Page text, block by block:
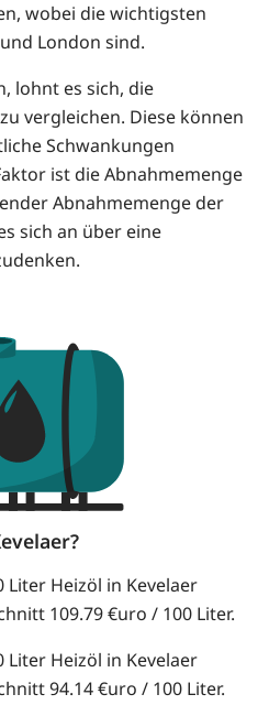
wobei die wichtigsten
London sind.
lohnt es sich, die
vergleichen. Diese können
Schwankungen
ist die Abnahmemenge
Abnahmemenge der
sich an über eine
Liter Heizöl in Kevelaer
109.79 €uro / 100 Liter.
Liter Heizöl in Kevelaer
94.14 €uro / 100 Liter.